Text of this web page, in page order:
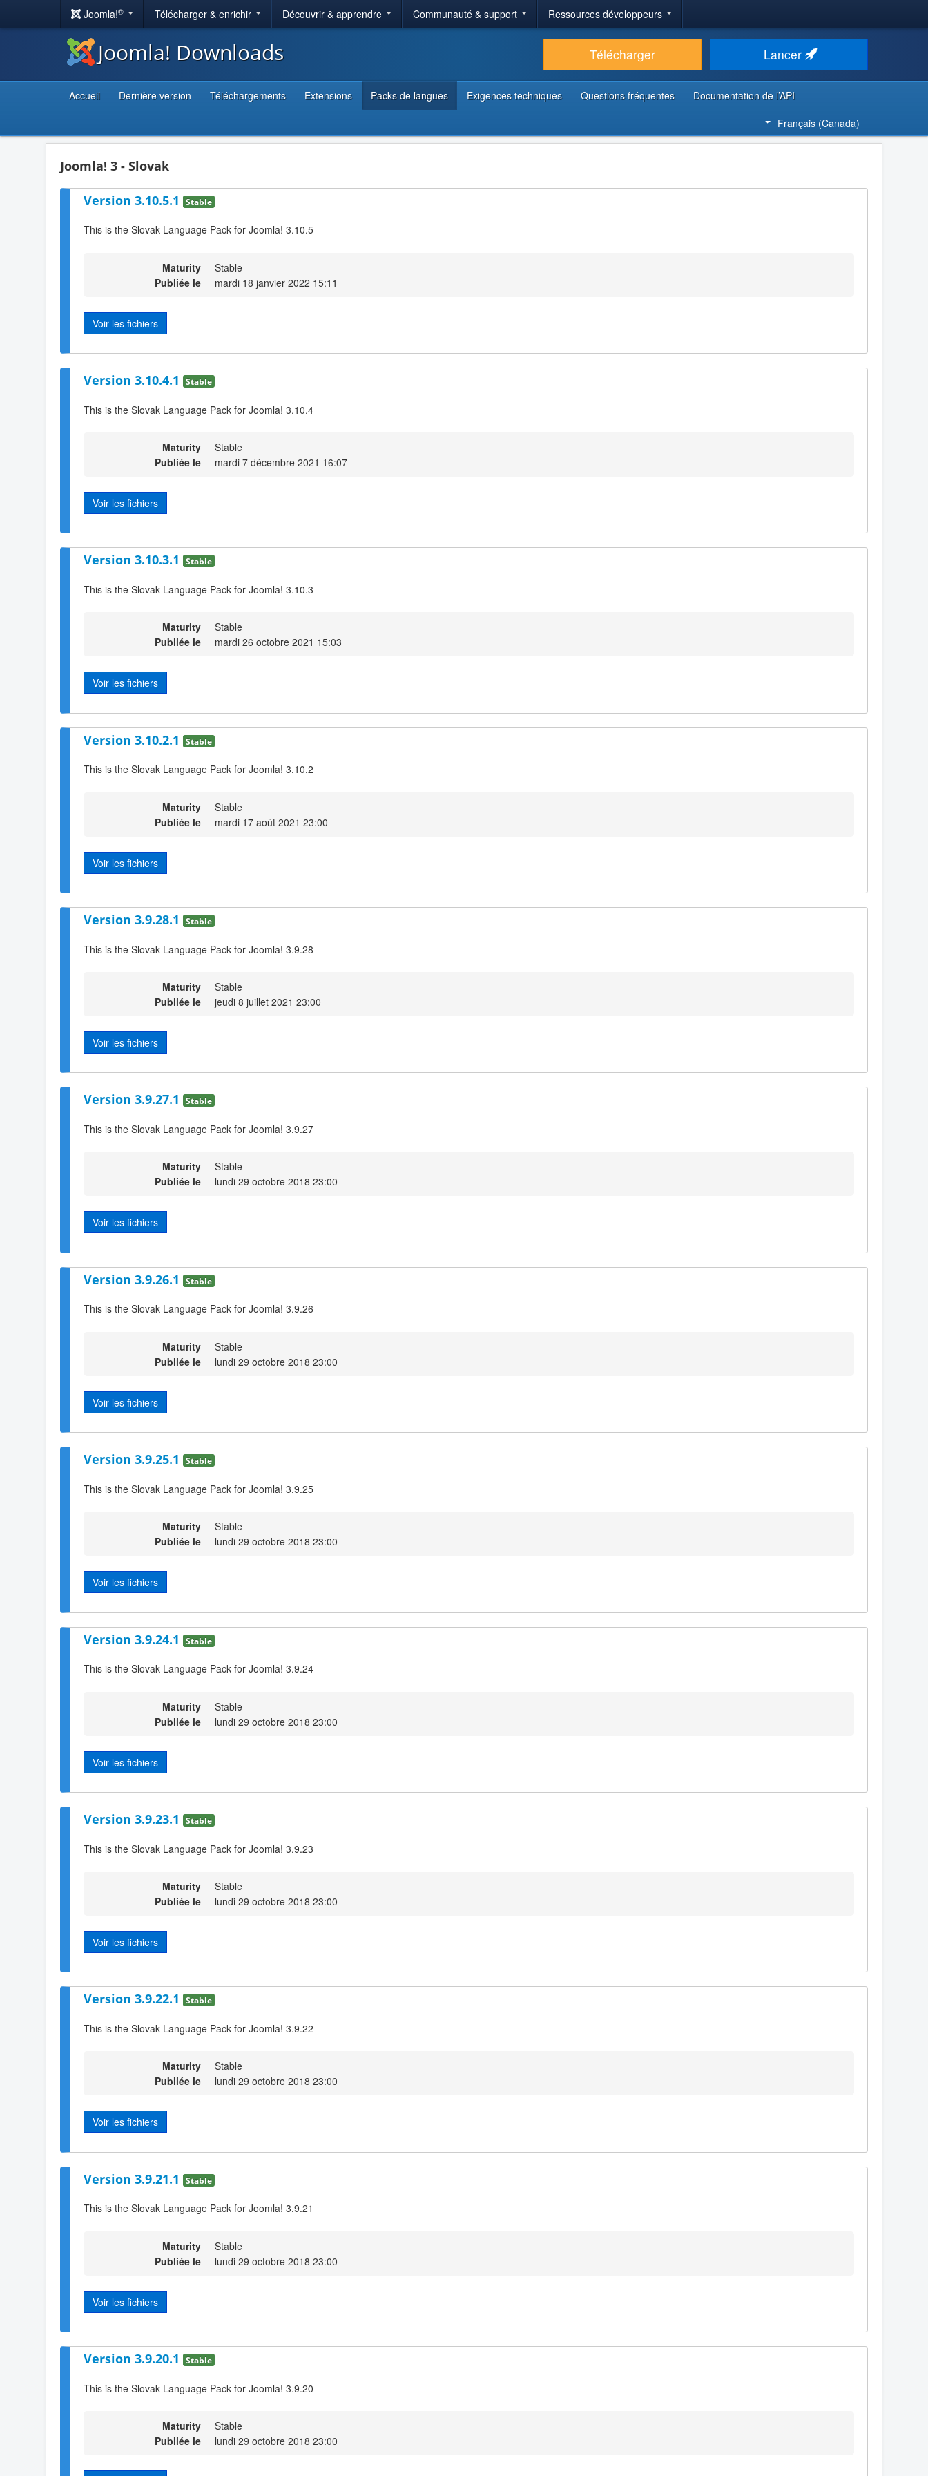
Joomla!® Télécharger & enrichir Découvrir & apprendre Communauté & support Ressources développeurs
Joomla! Downloads Télécharger Lancer
Accueil Dernière version Téléchargements Extensions Packs de langues Exigences techniques Questions fréquentes
Documentation de l’API
Français (Canada)
Joomla! 3 - Slovak
Version 3.10.5.1 Stable
This is the Slovak Language Pack for Joomla! 3.10.5
Maturity
Stable
Publiée le
mardi 18 janvier 2022 15:11
Voir les fichiers
Version 3.10.4.1 Stable
This is the Slovak Language Pack for Joomla! 3.10.4
Maturity
Stable
Publiée le
mardi 7 décembre 2021 16:07
Voir les fichiers
Version 3.10.3.1 Stable
This is the Slovak Language Pack for Joomla! 3.10.3
Maturity
Stable
Publiée le
mardi 26 octobre 2021 15:03
Voir les fichiers
Version 3.10.2.1 Stable
This is the Slovak Language Pack for Joomla! 3.10.2
Maturity
Stable
Publiée le
mardi 17 août 2021 23:00
Voir les fichiers
Version 3.9.28.1 Stable
This is the Slovak Language Pack for Joomla! 3.9.28
Maturity
Stable
Publiée le
jeudi 8 juillet 2021 23:00
Voir les fichiers
Version 3.9.27.1 Stable
This is the Slovak Language Pack for Joomla! 3.9.27
Maturity
Stable
Publiée le
lundi 29 octobre 2018 23:00
Voir les fichiers
Version 3.9.26.1 Stable
This is the Slovak Language Pack for Joomla! 3.9.26
Maturity
Stable
Publiée le
lundi 29 octobre 2018 23:00
Voir les fichiers
Version 3.9.25.1 Stable
This is the Slovak Language Pack for Joomla! 3.9.25
Maturity
Stable
Publiée le
lundi 29 octobre 2018 23:00
Voir les fichiers
Version 3.9.24.1 Stable
This is the Slovak Language Pack for Joomla! 3.9.24
Maturity
Stable
Publiée le
lundi 29 octobre 2018 23:00
Voir les fichiers
Version 3.9.23.1 Stable
This is the Slovak Language Pack for Joomla! 3.9.23
Maturity
Stable
Publiée le
lundi 29 octobre 2018 23:00
Voir les fichiers
Version 3.9.22.1 Stable
This is the Slovak Language Pack for Joomla! 3.9.22
Maturity
Stable
Publiée le
lundi 29 octobre 2018 23:00
Voir les fichiers
Version 3.9.21.1 Stable
This is the Slovak Language Pack for Joomla! 3.9.21
Maturity
Stable
Publiée le
lundi 29 octobre 2018 23:00
Voir les fichiers
Version 3.9.20.1 Stable
This is the Slovak Language Pack for Joomla! 3.9.20
Maturity
Stable
Publiée le
lundi 29 octobre 2018 23:00